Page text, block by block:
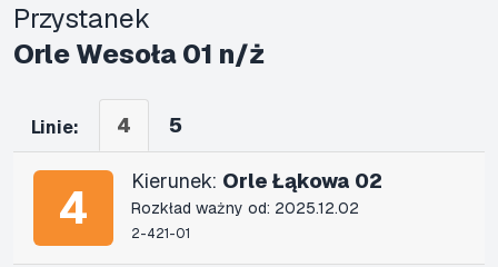
Przystanek
Orle Wesoła 01 n/ż
Linie: 4 5
4 Kierunek: Orle Łąkowa 02
Rozkład ważny od: 2025.12.02
2-421-01